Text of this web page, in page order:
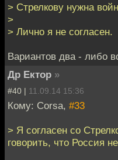
> Стрелкову нужна
>
> Лично я не согласен.
Вариантов два - либо
Др Ектор »
#40 | 11.09.14 15:36
Кому: Corsa, #33
> Я согласен со
говорить, что Россия